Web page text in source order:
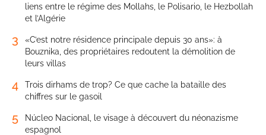
liens entre le régime des Mollahs, le Polisario, le Hezbollah
et l’Algérie
3
«C’est notre résidence principale depuis 30 ans»: à
Bouznika, des propriétaires redoutent la démolition de
leurs villas
4
Trois dirhams de trop? Ce que cache la bataille des
chiffres sur le gasoil
5
Núcleo Nacional, le visage à découvert du néonazisme
espagnol